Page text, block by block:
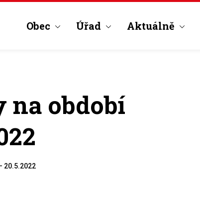
Obec Úřad Aktuálně
období
20.5.2022